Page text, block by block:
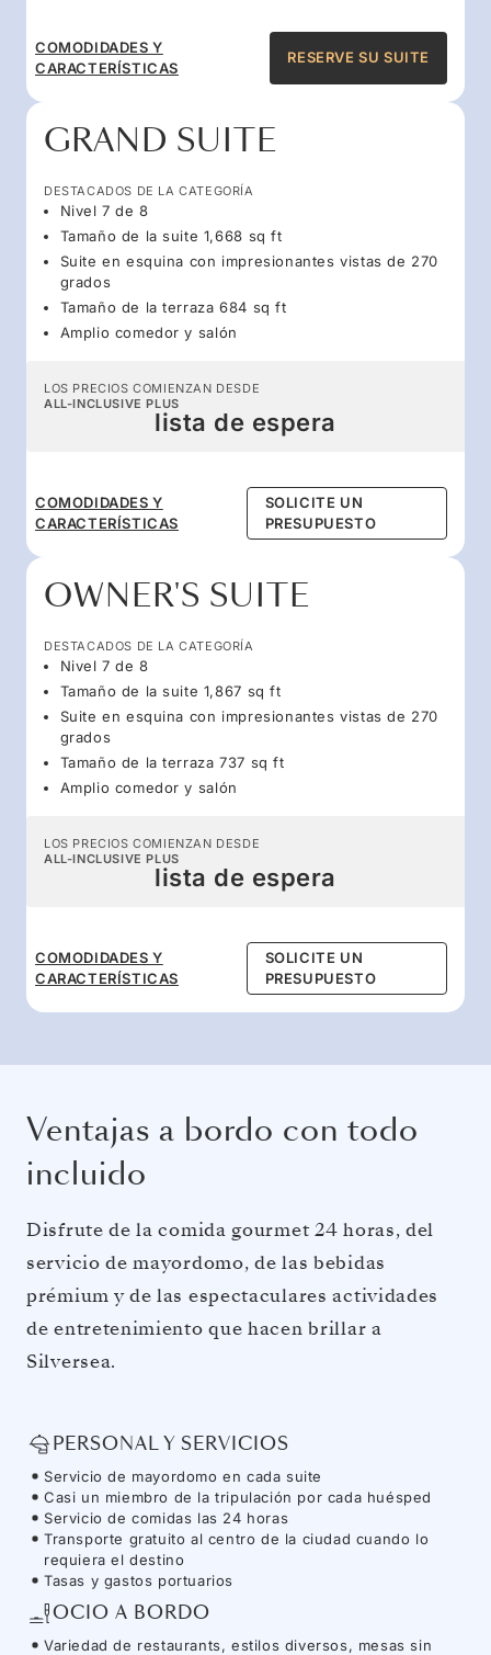
COMODIDADES Y
CARACTERÍSTICAS
RESERVE SU SUITE
GRAND SUITE
DESTACADOS DE LA CATEGORÍA
Nivel 7 de 8
Tamaño de la suite 1,668 sq ft
Suite en esquina con impresionantes vistas de 270
grados
Tamaño de la terraza 684 sq ft
Amplio comedor y salón
LOS PRECIOS COMIENZAN DESDE
ALL-INCLUSIVE PLUS
lista de espera
COMODIDADES Y
CARACTERÍSTICAS
SOLICITE UN
PRESUPUESTO
OWNER'S SUITE
DESTACADOS DE LA CATEGORÍA
Nivel 7 de 8
Tamaño de la suite 1,867 sq ft
Suite en esquina con impresionantes vistas de 270
grados
Tamaño de la terraza 737 sq ft
Amplio comedor y salón
LOS PRECIOS COMIENZAN DESDE
ALL-INCLUSIVE PLUS
lista de espera
COMODIDADES Y
CARACTERÍSTICAS
SOLICITE UN
PRESUPUESTO
Ventajas a bordo con todo
incluido
Disfrute de la comida gourmet 24 horas, del
servicio de mayordomo, de las bebidas
prémium y de las espectaculares actividades
de entretenimiento que hacen brillar a
Silversea.
PERSONAL Y SERVICIOS
Servicio de mayordomo en cada suite
Casi un miembro de la tripulación por cada huésped
Servicio de comidas las 24 horas
Transporte gratuito al centro de la ciudad cuando lo
requiera el destino
Tasas y gastos portuarios
OCIO A BORDO
Variedad de restaurants, estilos diversos, mesas sin